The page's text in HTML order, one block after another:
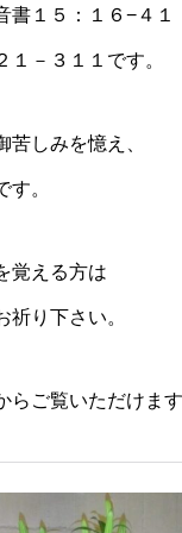
書１５：１６−４１
－３１１です。
しみを憶え、
。
覚える方は
り下さい。
らご覧いただけま